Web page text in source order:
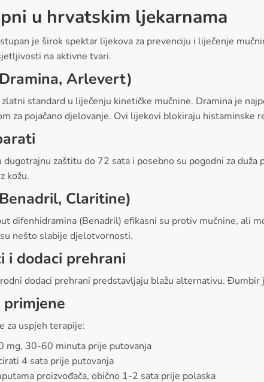
u hrvatskim ljekarnama
je širok spektar lijekova za prevenciju i liječenje
na aktivne tvari.
Arlevert)
standard u liječenju kinetičke mučnine. Dramina je
za pojačano djelovanje. Ovi lijekovi blokiraju
zaštitu do 72 sata i posebno su pogodni za
kožu.
Claritine)
difenhidramina (Benadril) efikasni su protiv mučnine, ali
nešto slabije djelotvornosti.
i dodaci prehrani
dodaci prehrani predstavljaju blažu alternativu.
primjene
za uspjeh terapije:
mg, 30-60 minuta prije putovanja
4 sata prije putovanja
proizvođača, obično 1-2 sata prije polaska